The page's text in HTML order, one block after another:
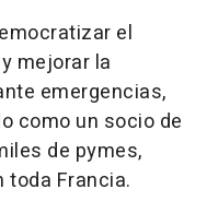
el
mejorar la
emergencias,
como un socio de
de pymes,
Francia.